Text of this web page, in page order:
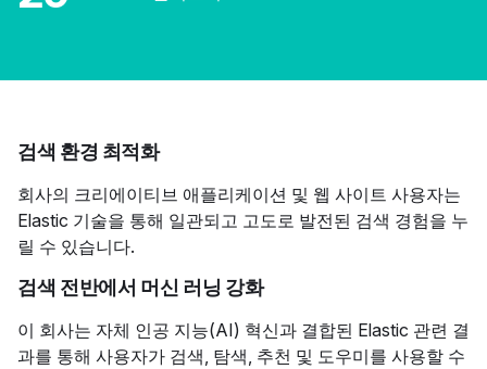
검색 환경 최적화
회사의 크리에이티브 애플리케이션 및 웹 사이트 사용자는
Elastic 기술을 통해 일관되고 고도로 발전된 검색 경험을 누
릴 수 있습니다.
검색 전반에서 머신 러닝 강화
이 회사는 자체 인공 지능(AI) 혁신과 결합된 Elastic 관련 결
과를 통해 사용자가 검색, 탐색, 추천 및 도우미를 사용할 수